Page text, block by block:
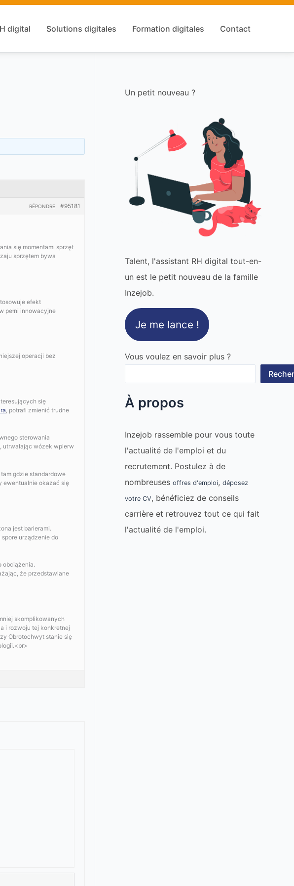
digital Solutions digitales Formation digitales Contact
#95181
RÉPONDRE
się momentami sprzęt
sprzętem bywa
efekt
pełni innowacyjne
operacji bez
się
, potrafi zmienić trudne
sterowania
utrwalając wózek wpierw
gdzie standardowe
ewentualnie okazać się
jest barierami.
urządzenie do
obciążenia.
że przedstawiane
skomplikowanych
i rozwoju tej konkretnej
Obrotochwyt stanie się
Un petit nouveau ?
Talent, l'assistant RH digital tout-en-
un est le petit nouveau de la famille
Inzejob.
Je me lance !
Vous voulez en savoir plus ?
À propos
Inzejob rassemble pour vous toute
l'actualité de l'emploi et du
recrutement. Postulez à de
nombreuses offres d'emploi, déposez
votre CV, bénéficiez de conseils
carrière et retrouvez tout ce qui fait
l'actualité de l'emploi.